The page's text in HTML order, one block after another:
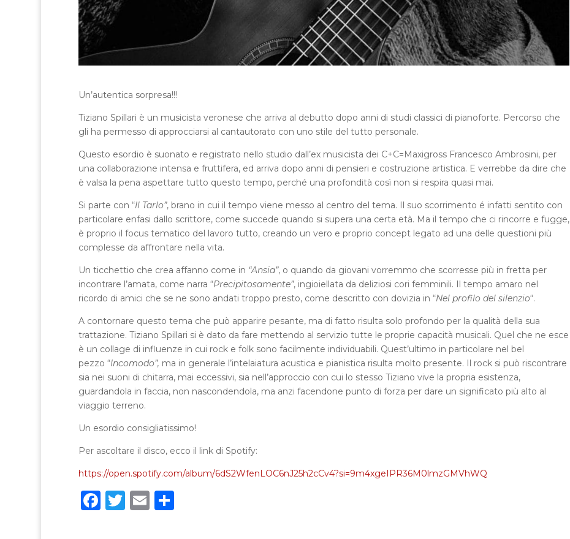
Un’autentica sorpresa!!!
Tiziano Spillari è un musicista veronese che arriva al debutto dopo anni di studi classici di pianoforte. Percorso che
gli ha permesso di approcciarsi al cantautorato con uno stile del tutto personale.
Questo esordio è suonato e registrato nello studio dall’ex musicista dei C+C=Maxigross Francesco Ambrosini, per
una collaborazione intensa e fruttifera, ed arriva dopo anni di pensieri e costruzione artistica. E verrebbe da dire che
è valsa la pena aspettare tutto questo tempo, perché una profondità così non si respira quasi mai.
Si parte con “Il Tarlo”, brano in cui il tempo viene messo al centro del tema. Il suo scorrimento é infatti sentito con
particolare enfasi dallo scrittore, come succede quando si supera una certa età. Ma il tempo che ci rincorre e fugge,
è proprio il focus tematico del lavoro tutto, creando un vero e proprio concept legato ad una delle questioni più
complesse da affrontare nella vita.
Un ticchettio che crea affanno come in “Ansia”, o quando da giovani vorremmo che scorresse più in fretta per
incontrare l’amata, come narra “Precipitosamente”, ingioiellata da deliziosi cori femminili. Il tempo amaro nel
ricordo di amici che se ne sono andati troppo presto, come descritto con dovizia in “Nel profilo del silenzio“.
A contornare questo tema che può apparire pesante, ma di fatto risulta solo profondo per la qualità della sua
trattazione. Tiziano Spillari si è dato da fare mettendo al servizio tutte le proprie capacità musicali. Quel che ne esce
è un collage di influenze in cui rock e folk sono facilmente individuabili. Quest’ultimo in particolare nel bel
pezzo “Incomodo”, ma in generale l’intelaiatura acustica e pianistica risulta molto presente. Il rock si può riscontrare
sia nei suoni di chitarra, mai eccessivi, sia nell’approccio con cui lo stesso Tiziano vive la propria esistenza,
guardandola in faccia, non nascondendola, ma anzi facendone punto di forza per dare un significato più alto al
viaggio terreno.
Un esordio consigliatissimo!
Per ascoltare il disco, ecco il link di Spotify:
https://open.spotify.com/album/6dS2WfenLOC6nJ25h2cCv4?si=9m4xgeIPR36M0lmzGMVhWQ
F T E C